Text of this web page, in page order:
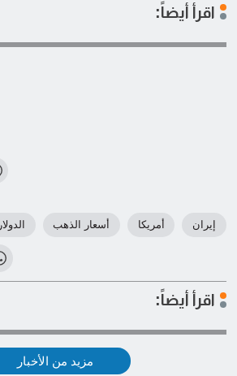
اقرأ أيضاً:
إيران أمريكا أسعار الذهب الدولار
اقرأ أيضاً:
مزيد من الأخبار